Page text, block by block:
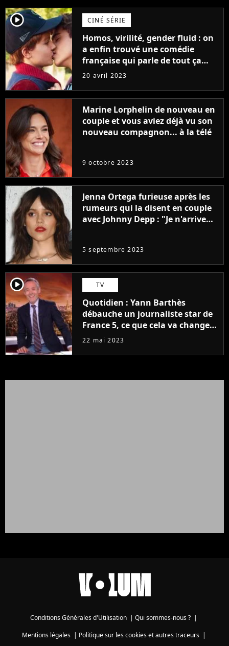
player2 CINÉ SÉRIE
Homos, virilité, gender fluid : on
a enfin trouvé une comédie
française qui parle de tout ça
sans être super ringarde
20 avril 2023
Marine Lorphelin de nouveau en
couple et vous aviez déjà vu son
nouveau compagnon... à la télé
9 octobre 2023
Jenna Ortega furieuse après les
rumeurs qui la disent en couple
avec Johnny Depp : "Je n'arrive
5 septembre 2023
player2 TV
Quotidien : Yann Barthès
débauche un journaliste star de
France 5, ce que cela va changer
à la rentrée
22 mai 2023
Conditions Générales d'Utilisation | Qui sommes-nous ? |
Mentions légales| Politique sur les cookies et autres traceurs|